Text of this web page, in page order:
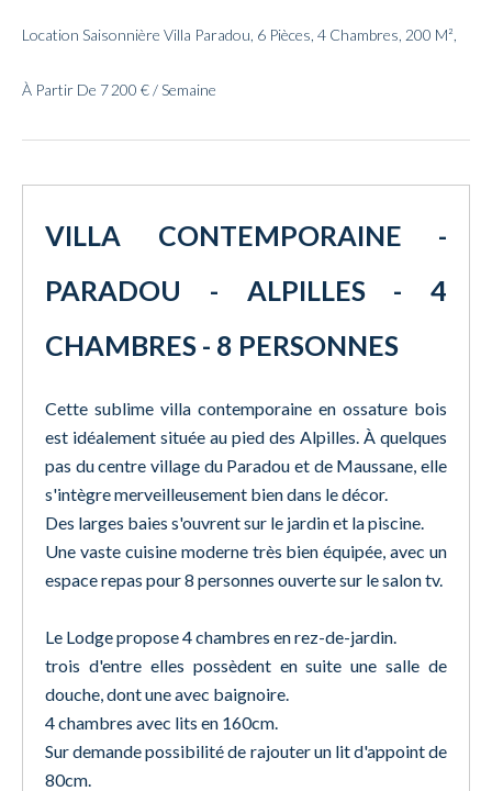
Location Saisonnière Villa Paradou, 6 Pièces, 4 Chambres, 200 M²,
À Partir De 7 200 € / Semaine
VILLA CONTEMPORAINE -
PARADOU - ALPILLES - 4
CHAMBRES - 8 PERSONNES
Cette sublime villa contemporaine en ossature bois
est idéalement située au pied des Alpilles. À quelques
pas du centre village du Paradou et de Maussane, elle
s'intègre merveilleusement bien dans le décor.
Des larges baies s'ouvrent sur le jardin et la piscine.
Une vaste cuisine moderne très bien équipée, avec un
espace repas pour 8 personnes ouverte sur le salon tv.
Le Lodge propose 4 chambres en rez-de-jardin.
trois d'entre elles possèdent en suite une salle de
douche, dont une avec baignoire.
4 chambres avec lits en 160cm.
Sur demande possibilité de rajouter un lit d'appoint de
80cm.